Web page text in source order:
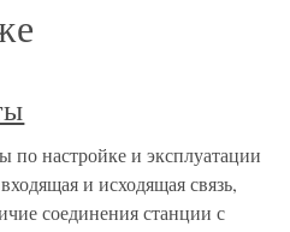
настройке и эксплуатации
и исходящая связь,
соединения станции с